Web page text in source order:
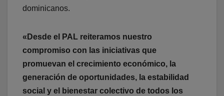
dominicanos.
«Desde el PAL reiteramos nuestro
compromiso con las iniciativas que
promuevan el crecimiento económico, la
generación de oportunidades, la estabilidad
social y el bienestar colectivo de todos los